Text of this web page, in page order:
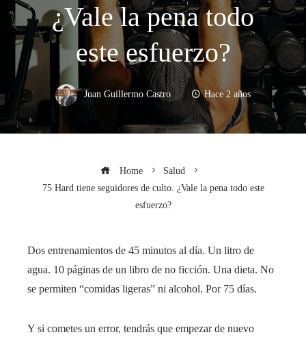
¿Vale la pena todo
este esfuerzo?
Juan Guillermo Castro Hace 2 años
Home
Salud
75 Hard tiene seguidores de culto. ¿Vale la pena todo este
esfuerzo?
Dos entrenamientos de 45 minutos al día. Un litro de
agua. 10 páginas de un libro de no ficción. Una dieta. No
se permiten “comidas ligeras” ni alcohol. Por 75 días.
Y si cometes un error, tendrás que empezar de nuevo